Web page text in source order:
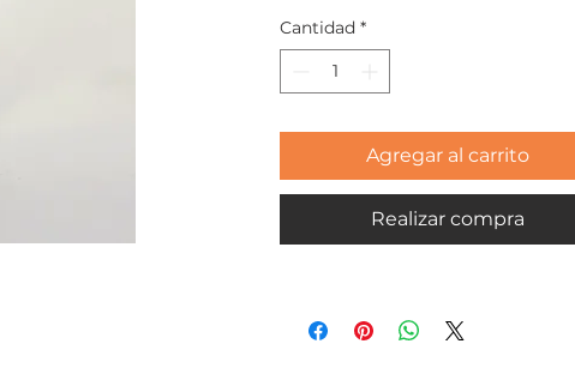
Técnica utilizada: Pintura Encáustica
sobre Pedra.
Cantidad *
Agregar al carrito
Realizar compra